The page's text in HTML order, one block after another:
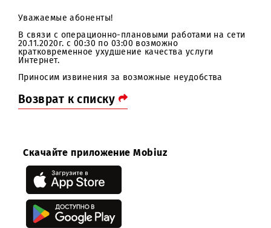
Уважаемые абоненты!
В связи с операционно-плановыми работами на
20.11.2020г. c 00:30 по 03:00 возможно
Интернет.
Скачайте приложение Mobiuz